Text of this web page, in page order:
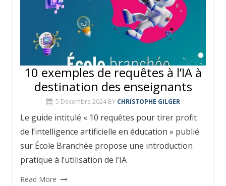
10 exemples de requêtes à l’IA à
destination des enseignants
5 Décembre 2024 BY CHRISTOPHE GILGER
Le guide intitulé « 10 requêtes pour tirer profit
de l’intelligence artificielle en éducation » publié
sur École Branchée propose une introduction
pratique à l’utilisation de l’IA
Read More